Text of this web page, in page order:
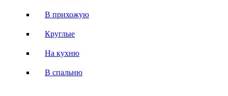
В прихожую
Круглые
На кухню
В спальню